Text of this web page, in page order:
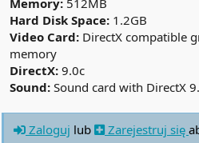
Hard Disk Space: 1.2GB
Video Card: DirectX compatible
memory
DirectX: 9.0c
Sound: Sound card with DirectX
Zaloguj lub Zarejestruj się